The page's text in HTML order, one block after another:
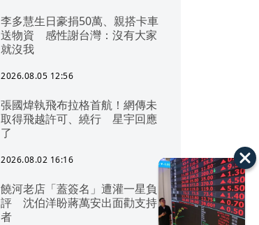
李多慧生日豪捐50萬、親搭卡車
送物資 感性謝台灣：沒有大家
就沒我
2026.08.05 12:56
張國煒執飛布拉格首航！網傳未
取得飛越許可、繞行 星宇回應
了
2026.08.02 16:16
饒河老店「蓋簽名」遭灌一星負
評 沈伯洋盼蔣萬安出面勸支持
者